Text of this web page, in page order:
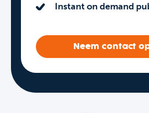
Instant on demand
Neem contact